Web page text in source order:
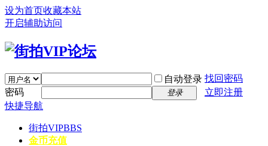
设为首页收藏本站
开启辅助访问
自动登录 找回密码
密码
登录
立即注册
快捷导航
街拍VIPBBS
金币充值